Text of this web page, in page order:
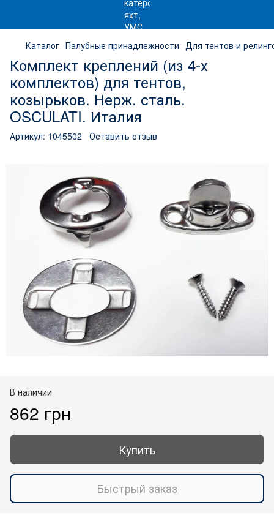
Каталог Палубные принадлежности Для тентов и
Комплект креплений (из 4-х
комплектов) для тентов,
козырьков. Нерж. сталь.
OSCULATI. Италия
Артикул: 1045502 Оставить отзыв
В наличии
862 грн
Купить
Быстрый заказ